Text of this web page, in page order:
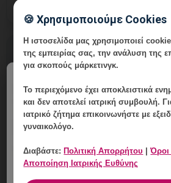
🍪 Χρησιμοποιούμε Cookies
Η ιστοσελίδα μας χρησιμοποιεί
της εμπειρίας σας, την ανάλυση της
για σκοπούς μάρκετινγκ.
Το περιεχόμενο έχειαποκλειστικά
και δεν αποτελεί ιατρική συμβουλή.
ιατρικό ζήτημα επικοινωνήστε με
γυναικολόγο.
Διαβάστε: Πολιτική Απορρήτου |
Αποποίηση Ιατρικής Ευθύνης